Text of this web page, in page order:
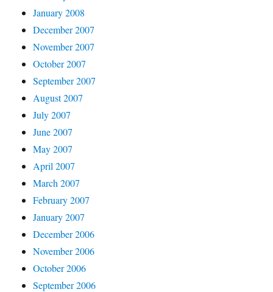
January 2008
December 2007
November 2007
October 2007
September 2007
August 2007
July 2007
June 2007
May 2007
April 2007
March 2007
February 2007
January 2007
December 2006
November 2006
October 2006
September 2006